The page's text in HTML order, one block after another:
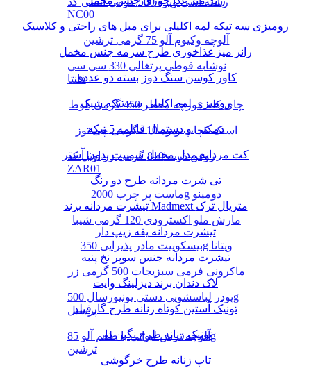
NC00
آلوچه وکیوم آلو 75 گرمی ترشین
نوشابه قوطی پرتغالی 330 سی سی
فانتا
چای کله مورچه معطر 450 گرمی بلوط
اسنک کچاپ ویژه 110 گرمی چی توز
روغن ذرت 810 گرمی زر اویل کد
ZAR01
ماست پر چرب 2000g دومینو
مارش ملو اکسترودی 120 گرمی شیبا
بیسکوییت مادر پذیرایی 350g ویتانا
ماکرونی فرمی سبزیجات 500 گرمی زر
پودر لباسشویی دستی یونیورسال 500g
پرسیل
آلوچه ترش لیوانی با طعم آلو 85g
ترشین
رومیزی سه تیکه لمه اکلیلی برای مبل های راحتی و کلاسیک
رانر میز غذاخوری طرح سرمه جنس مخمل
کاور کوسن سنگ دوز بسته دو عددی
رومیزی لمه اکلیلی سه تیکه شیک
دمکنی و دستمال قابلمه 5 تیکه
کت مردانه مدل مخمل سوییت بدون آستر
تی شرت مردانه طرح دو رنگ
تیشرت مردانه برند Madmext متریال ترک
تیشرت مردانه یقه زیپ دار
تیشرت مردانه جنس سوپر نخ پنبه
لاک دندان برند دیزلینگ وایت
تونیک آستین کوتاه زنانه طرح گارفیلد
تونیک زنانه طرح نگین دار
تاپ زنانه طرح خرگوشی